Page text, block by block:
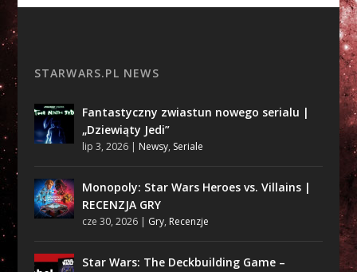
STARWARS.PL NEWS
Fantastyczny zwiastun nowego serialu |
„Dziewiąty Jedi”
lip 3, 2026| Newsy, Seriale
Monopoly: Star Wars Heroes vs. Villains |
RECENZJA GRY
cze 30, 2026| Gry, Recenzje
Star Wars: The Deckbuilding Game –